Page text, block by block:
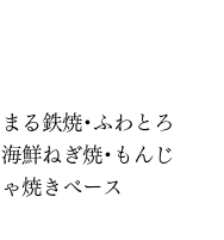
まる鉄焼・ふわとろ
海鮮ねぎ焼・もんじ
ゃ焼きベース